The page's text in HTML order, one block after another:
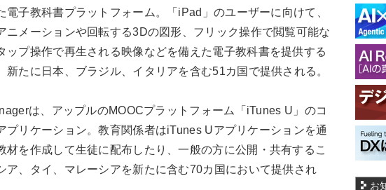
電子教科書プラットフォーム。「iPad」のユーザーに向けて、
ニメーションや回転する3Dの図形、フリック操作で閲覧可能な
ップ操作で再生される映像などを備えた電子教科書を提供する
新たに日本、ブラジル、イタリアを含む51カ国で提供される。
は、アップルのMOOCプラットフォーム「iTunes U」のコ
プリケーション。教育関係者はiTunes Uアプリケーションを通
材を作成して生徒に配布したり、一般の方に公開・共有するこ
ア、タイ、マレーシアを新たに含む70カ国において提供され
お